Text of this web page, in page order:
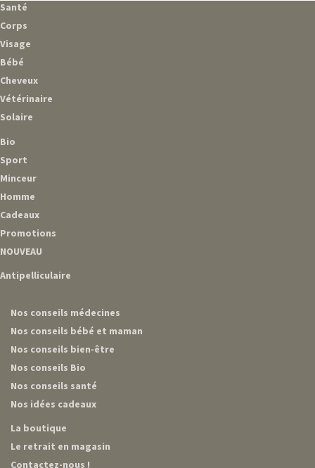
Santé
Corps
Visage
Bébé
Cheveux
Vétérinaire
Solaire
Bio
Sport
Minceur
Homme
Cadeaux
Promotions
NOUVEAU
Antipelliculaire
Nos conseils médecines
Nos conseils bébé et maman
Nos conseils bien-être
Nos conseils Bio
Nos conseils santé
Nos idées cadeaux
La boutique
Le retrait en magasin
Contactez-nous !